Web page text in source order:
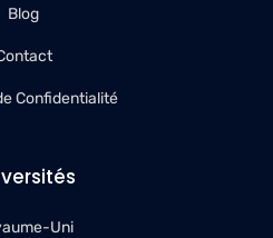
Blog
Confidentialité
Uni